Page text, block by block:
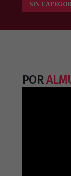
SIN
POR